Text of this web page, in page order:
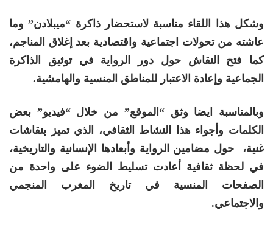
وشكل هذا اللقاء مناسبة لاستحضار ذاكرة “ميبلادن” وما
عاشته من تحولات اجتماعية واقتصادية بعد إغلاق المناجم،
كما فتح النقاش حول دور الرواية في توثيق الذاكرة
الجماعية وإعادة الاعتبار للمناطق المنسية والهامشية.
وبالمناسبة ايضا وثق “الموقع” من خلال “فيديو” بعض
الكلمات وأجواء هذا النشاط الثقافي، الذي تميز بنقاشات
غنية، حول مضامين الرواية وأبعادها الإنسانية والتاريخية،
في لحظة ثقافية أعادت تسليط الضوء على واحدة من
الصفحات المنسية في تاريخ المغرب المنجمي
والاجتماعي.